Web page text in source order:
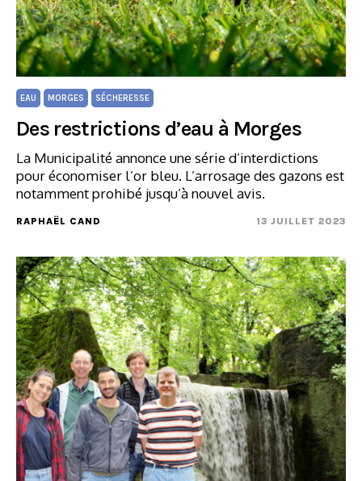
EAU MORGES SÉCHERESSE
Des restrictions d’eau à Morges
La Municipalité annonce une série d’interdictions
pour économiser l’or bleu. L’arrosage des gazons est
notamment prohibé jusqu’à nouvel avis.
RAPHAËL CAND 13 JUILLET 2023